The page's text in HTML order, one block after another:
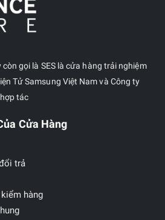
gọi là SES là cửa hàng trải nghiệm
Tử Samsung Việt Nam và Công ty
tác
Cửa Hàng
trả
hàng